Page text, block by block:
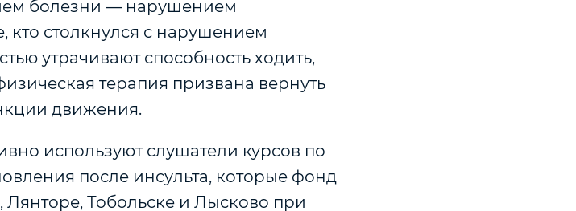
болезни — нарушением
столкнулся с нарушением
утрачивают способность ходить,
терапия призвана вернуть
движения.
используют слушатели курсов по
после инсульта, которые фонд
Тобольске и Лысково при